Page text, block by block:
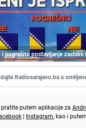
pogrešno postavljanje zastave
Radiosarajevo.ba u
pratite putem aplikacije za
| Instagram, kao i